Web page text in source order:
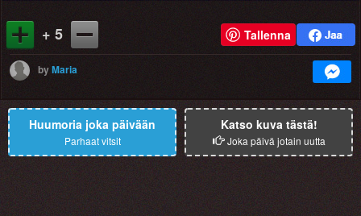
+ 5 Tallenna
byMaria
Huumoria joka päivään
Parhaat vitsit
Katso kuva tästä!
Joka päivä jotain uutta